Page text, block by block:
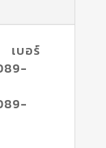
เบอร์